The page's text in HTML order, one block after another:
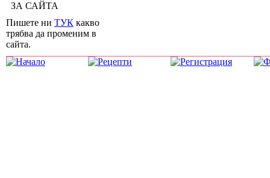
ЗА САЙТА
Пишете ни ТУК какво
трябва да променим в
сайта.